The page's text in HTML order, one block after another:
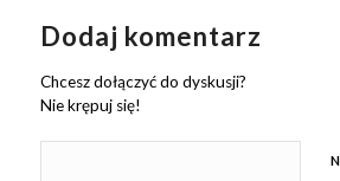
Dodaj komentarz
Chcesz dołączyć do dyskusji?
Nie krępuj się!